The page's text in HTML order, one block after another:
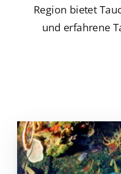
Region bietet
und erfahrene